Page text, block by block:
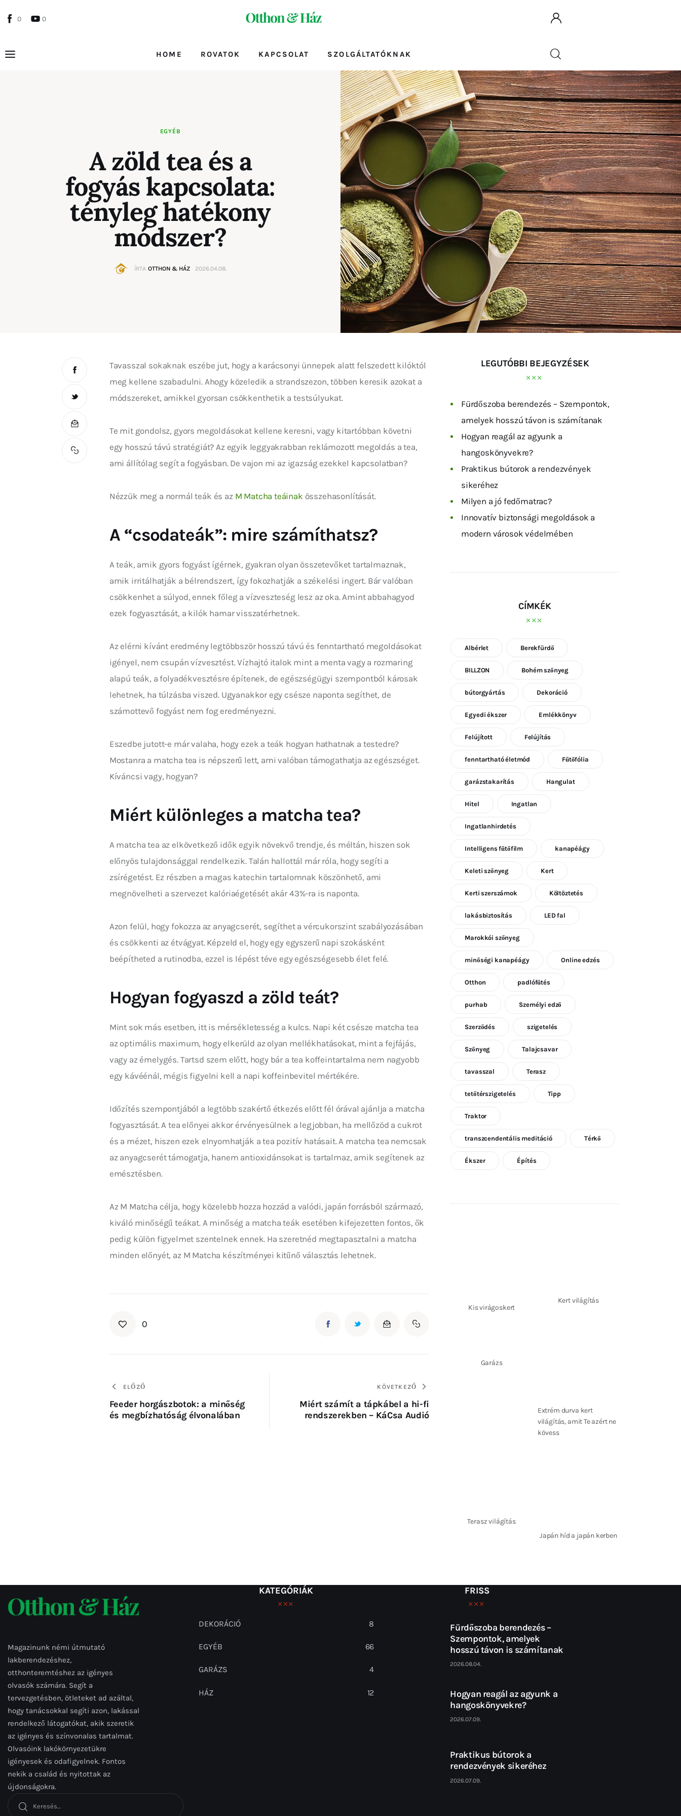
0 0
HOME ROVATOK KAPCSOLAT SZOLGÁLTATÓKNAK
SZOLGÁLTATÓKNAK
Home
EGYÉB
A zöld tea és a
fogyás kapcsolata:
tényleg hatékony
módszer?
ÍRTA OTTHON & HÁZ 2026.04.08.
Tavasszal sokaknak eszébe jut, hogy a karácsonyi ünnepek alatt felszedett kilóktól
meg kellene szabadulni. Ahogy közeledik a strandszezon, többen keresik azokat a
módszereket, amikkel gyorsan csökkenthetik a testsúlyukat.
Te mit gondolsz, gyors megoldásokat kellene keresni, vagy kitartóbban követni
egy hosszú távú stratégiát? Az egyik leggyakrabban reklámozott megoldás a tea,
ami állítólag segít a fogyásban. De vajon mi az igazság ezekkel kapcsolatban?
Nézzük meg a normál teák és az M Matcha teáinak összehasonlítását.
A “csodateák”: mire számíthatsz?
A teák, amik gyors fogyást ígérnek, gyakran olyan összetevőket tartalmaznak,
amik irritálhatják a bélrendszert, így fokozhatják a székelési ingert. Bár valóban
csökkenhet a súlyod, ennek főleg a vízveszteség lesz az oka. Amint abbahagyod
ezek fogyasztását, a kilók hamar visszatérhetnek.
Az elérni kívánt eredmény legtöbbször hosszú távú és fenntartható megoldásokat
igényel, nem csupán vízvesztést. Vízhajtó italok mint a menta vagy a rozmaring
alapú teák, a folyadékvesztésre építenek, de egészségügyi szempontból károsak
lehetnek, ha túlzásba viszed. Ugyanakkor egy csésze naponta segíthet, de
számottevő fogyást nem fog eredményezni.
Eszedbe jutott-e már valaha, hogy ezek a teák hogyan hathatnak a testedre?
Mostanra a matcha tea is népszerű lett, ami valóban támogathatja az egészséget.
Kíváncsi vagy, hogyan?
Miért különleges a matcha tea?
A matcha tea az elkövetkező idők egyik növekvő trendje, és méltán, hiszen sok
előnyös tulajdonsággal rendelkezik. Talán hallottál már róla, hogy segíti a
zsírégetést. Ez részben a magas katechin tartalomnak köszönhető, ami
megnövelheti a szervezet kalóriaégetését akár 43%-ra is naponta.
Azon felül, hogy fokozza az anyagcserét, segíthet a vércukorszint szabályozásában
és csökkenti az étvágyat. Képzeld el, hogy egy egyszerű napi szokásként
beépítheted a rutinodba, ezzel is lépést téve egy egészségesebb élet felé.
Hogyan fogyaszd a zöld teát?
Mint sok más esetben, itt is mérsékletesség a kulcs. Napi két csésze matcha tea
az optimális maximum, hogy elkerüld az olyan mellékhatásokat, mint a fejfájás,
vagy az émelygés. Tartsd szem előtt, hogy bár a tea koffeintartalma nem nagyobb
egy kávéénál, mégis figyelni kell a napi koffeinbevitel mértékére.
Időzítés szempontjából a legtöbb szakértő étkezés előtt fél órával ajánlja a matcha
fogyasztását. A tea előnyei akkor érvényesülnek a legjobban, ha mellőzöd a cukrot
és a mézet, hiszen ezek elnyomhatják a tea pozitív hatásait. A matcha tea nemcsak
az anyagcserét támogatja, hanem antioxidánsokat is tartalmaz, amik segítenek az
emésztésben.
Az M Matcha célja, hogy közelebb hozza hozzád a valódi, japán forrásból származó,
kiváló minőségű teákat. A minőség a matcha teák esetében kifejezetten fontos, ők
pedig külön figyelmet szentelnek ennek. Ha szeretnéd megtapasztalni a matcha
minden előnyét, az M Matcha készítményei kitűnő választás lehetnek.
0
ELŐZŐ
Feeder horgászbotok: a minőség
és megbízhatóság élvonalában
KÖVETKEZŐ
Miért számít a tápkábel a hi-fi
rendszerekben – KáCsa Audió
LEGUTÓBBI BEJEGYZÉSEK
Fürdőszoba berendezés – Szempontok,
amelyek hosszú távon is számítanak
Hogyan reagál az agyunk a
hangoskönyvekre?
Praktikus bútorok a rendezvények
sikeréhez
Milyen a jó fedőmatrac?
Innovatív biztonsági megoldások a
modern városok védelmében
CÍMKÉK
Albérlet Berekfürdő
BILLZON Bohém szőnyeg
bútorgyártás Dekoráció
Egyedi ékszer Emlékkönyv
Felújított Felújítás
fenntartható életmód Fűtőfólia
garázstakarítás Hangulat
Hitel Ingatlan
Ingatlanhirdetés
Intelligens fűtőfilm kanapéágy
Keleti szőnyeg Kert
Kerti szerszámok Költöztetés
lakásbiztosítás LED fal
Marokkói szőnyeg
minőségi kanapéágy Online edzés
Otthon padlófűtés
purhab Személyi edző
Szerződés szigetelés
Szőnyeg Talajcsavar
tavasszal Terasz
tetőtérszigetelés Tipp
Traktor
transzcendentális meditáció Térkő
Ékszer Építés
Kis virágoskert
Kert világítás
Garázs
Extrém durva kert
világítás, amit Te azért ne
kövess
Terasz világítás
Japán híd a japán kerben
Magazinunk némi útmutató
lakberendezéshez,
otthonteremtéshez az igényes
olvasók számára. Segít a
tervezgetésben, ötleteket ad azáltal,
hogy tanácsokkal segíti azon, lakással
rendelkező látogatókat, akik szeretik
az igényes és színvonalas tartalmat.
Olvasóink lakókörnyezetükre
igényesek és odafigyelnek. Fontos
nekik a család és nyitottak az
újdonságokra.
KATEGÓRIÁK
DEKORÁCIÓ 8
EGYÉB 66
GARÁZS 4
HÁZ 12
FRISS
Fürdőszoba berendezés –
Szempontok, amelyek
hosszú távon is számítanak
2026.08.04.
Hogyan reagál az agyunk a
hangoskönyvekre?
2026.07.09.
Praktikus bútorok a
rendezvények sikeréhez
2026.07.09.